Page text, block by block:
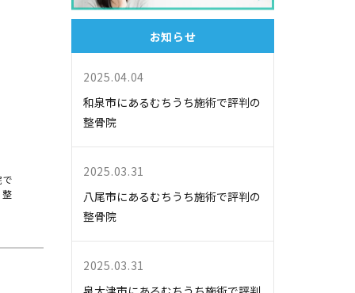
お知らせ
2025.04.04
和泉市にあるむちうち施術で評判の
整骨院
2025.03.31
八尾市にあるむちうち施術で評判の
整骨院
2025.03.31